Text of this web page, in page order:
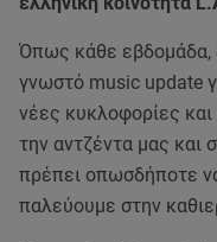
Όπως κάθε εβδομάδα,
γνωστό music update
νέες κυκλοφορίες
την αντζέντα μας και
πρέπει οπωσδήποτε
παλεύουμε στην